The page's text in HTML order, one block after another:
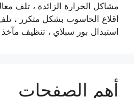
مشاكل الحرارة الزائدة ، تلف
اقلاع الحاسوب بشكل متكرر ، تلف
استبدال بور سبلاي ، تنظيف
أهم الصفحات